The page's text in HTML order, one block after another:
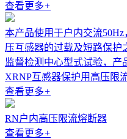
查看更多+
本产品使用于户内交流
压互感器的过载及短路保护
监督检测中心型式试验，产
XRNP互感器保护用高压限
查看更多+
RN户内高压限流熔断器
查看更多+